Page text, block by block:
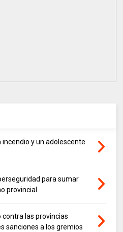
y un adolescente
para sumar
provincial
contra las provincias
sanciones a los gremios